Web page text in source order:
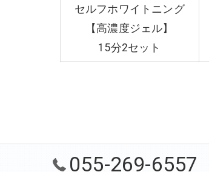
セルフホワイトニング
【高濃度ジェル】
15分2セット
055-269-6557